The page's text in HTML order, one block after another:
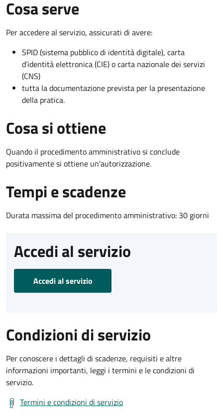
Cosa serve
Per accedere al servizio, assicurati di avere:
SPID (sistema pubblico di identità digitale), carta
d’identità elettronica (CIE) o carta nazionale dei servizi
(CNS)
tutta la documentazione prevista per la presentazione
della pratica.
Cosa si ottiene
Quando il procedimento amministrativo si conclude
positivamente si ottiene un'autorizzazione.
Tempi e scadenze
Durata massima del procedimento amministrativo: 30 giorni
Accedi al servizio
Accedi al servizio
Condizioni di servizio
Per conoscere i dettagli di scadenze, requisiti e altre
informazioni importanti, leggi i termini e le condizioni di
servizio.
Termini e condizioni di servizio